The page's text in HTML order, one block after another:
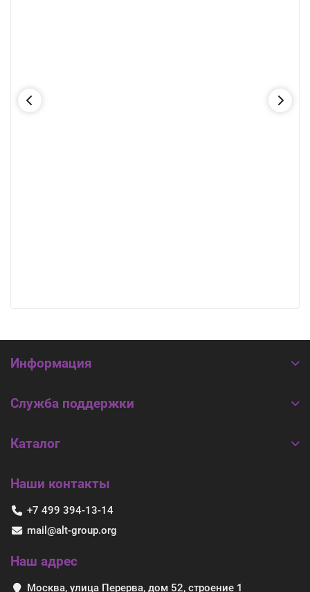
Информация
Служба поддержки
Каталог
Наши контакты
+7 499 394-13-14
mail@alt-group.org
Наш адрес
Москва, улица Перерва, дом 52, строение 1